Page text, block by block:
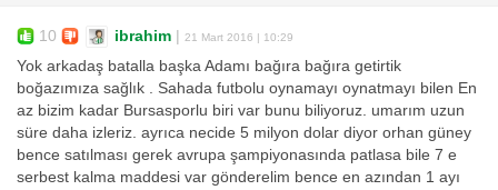
10 ibrahim | 21 Mart 2016 | 10:29
Yok arkadaş batalla başka Adamı bağıra bağıra getirtik
boğazımıza sağlık . Sahada futbolu oynamayı oynatmayı bilen En
az bizim kadar Bursasporlu biri var bunu biliyoruz. umarım uzun
süre daha izleriz. ayrıca necide 5 milyon dolar diyor orhan güney
bence satılması gerek avrupa şampiyonasında patlasa bile 7 e
serbest kalma maddesi var gönderelim bence en azından 1 ayı